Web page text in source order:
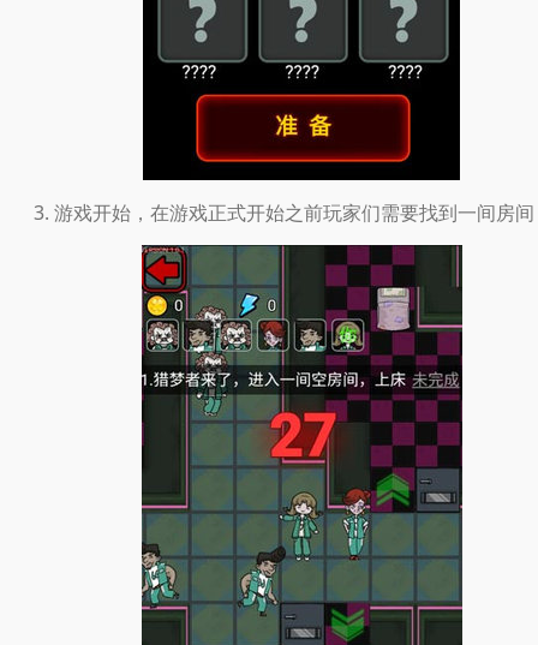
游戏开始，在游戏正式开始之前玩家们需要找到一间房间